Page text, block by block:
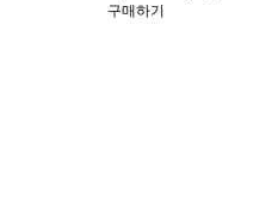
구매하기